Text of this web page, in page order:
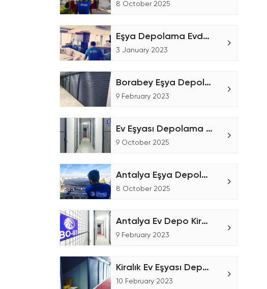
8 October 2025
Eşya Depolama Evden Eve Nakliyat
3 January 2023
Borabey Eşya Depolama Şirketi
9 February 2023
Ev Eşyası Depolama İşlemleri
9 October 2025
Antalya Eşya Depolama Hizmetleri
8 October 2025
Antalya Ev Depo Kiralama
9 February 2023
Kiralık Ev Eşyası Deposu
10 February 2023